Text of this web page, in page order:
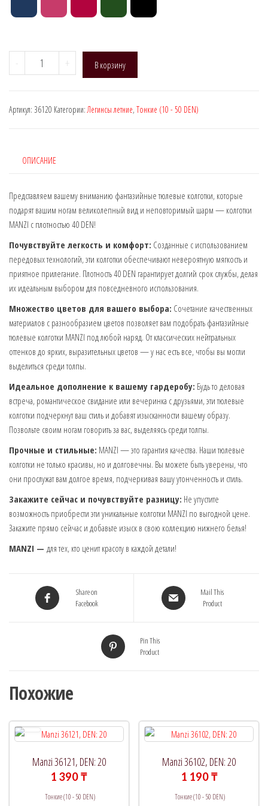
-
Количество
товара
DEN:
тюлевые
+ В корзину
Артикул: 36120 Категории: Легинсы летние, Тонкие (10 - 50 DEN)
ОПИСАНИЕ
Представляем вашему вниманию фантазийные тюлевые колготки, которые
подарят вашим ногам великолепный вид и неповторимый шарм — колготки
MANZI с плотностью 40 DEN!
Почувствуйте легкость и комфорт: Созданные с использованием
передовых технологий, эти колготки обеспечивают невероятную мягкость и
приятное прилегание. Плотность 40 DEN гарантирует долгий срок службы, делая
их идеальным выбором для повседневного использования.
Множество цветов для вашего выбора: Сочетание качественных
материалов с разнообразием цветов позволяет вам подобрать фантазийные
тюлевые колготки MANZI под любой наряд. От классических нейтральных
оттенков до ярких, выразительных цветов — у нас есть все, чтобы вы могли
выделиться среди толпы.
Идеальное дополнение к вашему гардеробу: Будь то деловая
встреча, романтическое свидание или вечеринка с друзьями, эти тюлевые
колготки подчеркнут ваш стиль и добавят изысканности вашему образу.
Позвольте своим ногам говорить за вас, выделяясь среди толпы.
Прочные и стильные: MANZI — это гарантия качества. Наши тюлевые
колготки не только красивы, но и долговечны. Вы можете быть уверены, что
они прослужат вам долгое время, подчеркивая вашу утонченность и стиль.
Закажите сейчас и почувствуйте разницу: Не упустите
возможность приобрести эти уникальные колготки MANZI по выгодной цене.
Закажите прямо сейчас и добавьте изыск в свою коллекцию нижнего белья!
MANZI — для тех, кто ценит красоту в каждой детали!
Share on
Facebook
Mail This
Product
Pin This
Product
Похожие
Manzi 36121, DEN: 20
1 390₸
Тонкие (10 - 50 DEN)
Manzi 36102, DEN: 20
1 190₸
Тонкие (10 - 50 DEN)